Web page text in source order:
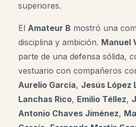
superiores.
El Amateur B mostró una
disciplina y ambición. Manuel
parte de una defensa sólida,
vestuario con compañeros
Aurelio García, Jesús López
Lanchas Rico, Emilio Téllez,
Antonio Chaves Jiménez,